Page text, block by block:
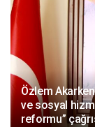
Özlem
ve sosyal
reformu”